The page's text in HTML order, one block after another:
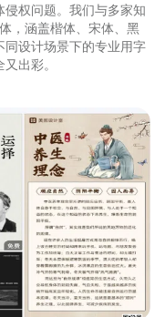
权问题。我们与多家知
，涵盖楷体、宋体、黑
同设计场景下的专业用字
出彩。